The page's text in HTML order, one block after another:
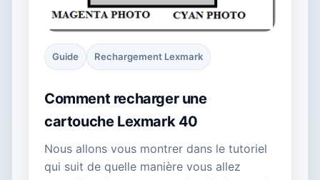
Guide Rechargement Lexmark
Comment recharger une
cartouche Lexmark 40
Nous allons vous montrer dans le tutoriel
qui suit de quelle manière vous allez